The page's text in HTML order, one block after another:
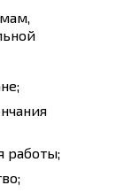
работы;